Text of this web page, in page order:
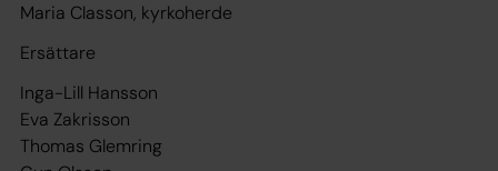
Maria Classon, kyrkoherde
Ersättare
Inga-Lill Hansson
Eva Zakrisson
Thomas Glemring